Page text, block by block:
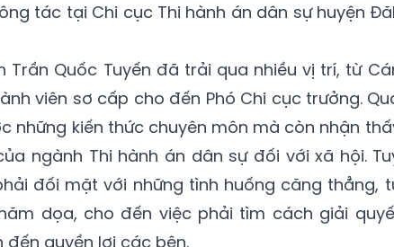
tác tại Chi cục Thi hành án dân sự huyện
Trần Quốc Tuyến đã trải qua nhiều vị trí, từ
viên sơ cấp cho đến Phó Chi cục trưởng.
những kiến thức chuyên môn mà còn nhận
ngành Thi hành án dân sự đối với xã hội.
đối mặt với những tình huống căng thẳng,
dọa, cho đến việc phải tìm cách giải
quyền lợi các bên.